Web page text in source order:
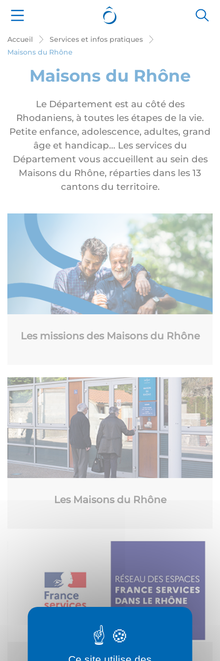
Accueil
Services et infos pratiques
Maisons du Rhône
Maisons du Rhône
Le Département est au côté des
Rhodaniens, à toutes les étapes de la vie.
Petite enfance, adolescence, adultes, grand
âge et handicap… Les services du
Département vous accueillent au sein des
Maisons du Rhône, réparties dans les 13
cantons du territoire.
Les missions des Maisons du Rhône
Les Maisons du Rhône